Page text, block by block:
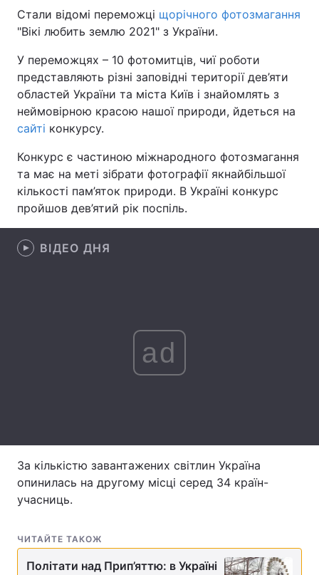
Головна Війна
Економіка Світ
Спорт Наука
Зброя Інциденти
Здоров'я Туризм
Цікавинки
Статті
Думки
Послуги
Стали відомі переможці щорічного фотозмагання
"Вікі любить землю 2021" з України.
У переможцях – 10 фотомитців, чиї роботи
представляють різні заповідні території дев’яти
областей України та міста Київ і знайомлять з
неймовірною красою нашої природи, йдеться на
сайті конкурсу.
Конкурс є частиною міжнародного фотозмагання
та має на меті зібрати фотографії якнайбільшої
кількості пам’яток природи. В Україні конкурс
пройшов дев’ятий рік поспіль.
ВІДЕО ДНЯ
ad
За кількістю завантажених світлин Україна
опинилась на другому місці серед 34 країн-
учасниць.
ЧИТАЙТЕ ТАКОЖ
Політати над Прип’яттю: в Україні